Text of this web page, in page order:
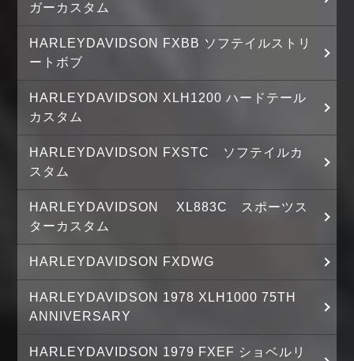
ガーカスタム
HARLEYDAVIDSON FXBB ソフテイルストリ
ートボブ
HARLEYDAVIDSON XLH1200 ハードテール
カスタム
HARLEYDAVIDSON FXSTC ソフテイルカ
スタム
HARLEYDAVIDSON XL883C スポーツス
ターカスタム
HARLEYDAVIDSON FXDWG
HARLEYDAVIDSON 1978 XLH1000 75TH
ANNIVERSARY
HARLEYDAVIDSON 1979 FXEF ショベルリ